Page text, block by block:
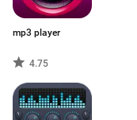
mp3 player
4.75